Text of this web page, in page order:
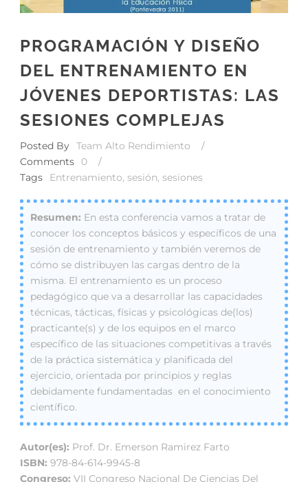
PROGRAMACIÓN Y DISEÑO
DEL ENTRENAMIENTO EN
JÓVENES DEPORTISTAS: LAS
SESIONES COMPLEJAS
Posted By Team Alto Rendimiento
/
Comments
0
/
Tags
Entrenamiento, sesión, sesiones
En esta conferencia vamos a tratar de
conocer los conceptos básicos y específicos de una
sesión de entrenamiento y también veremos de
cómo se distribuyen las cargas dentro de la
misma. El entrenamiento es un proceso
pedagógico que va a desarrollar las capacidades
técnicas, tácticas, físicas y psicológicas de(los)
practicante(s) y de los equipos en el marco
específico de las situaciones competitivas a través
de la práctica sistemática y planificada del
ejercicio, orientada por principios y reglas
debidamente fundamentadas en el conocimiento
científico.
Autor(es): Prof. Dr. Emerson Ramirez Farto
ISBN: 978-84-614-9945-8
Congreso: VII Congreso Nacional De Ciencias Del